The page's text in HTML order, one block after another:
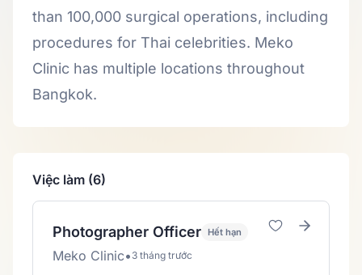
than 100,000 surgical operations, including
procedures for Thai celebrities. Meko
Clinic has multiple locations throughout
Bangkok.
Việc làm (6)
Photographer Officer Hết hạn
Meko Clinic• 3 tháng trước